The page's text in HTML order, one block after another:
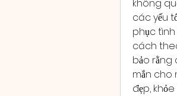
không
các yếu
phục
cách
bảo rằng
mắn cho
đẹp,